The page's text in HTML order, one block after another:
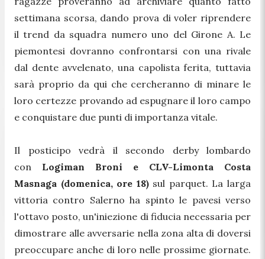
settimana scorsa, dando prova di voler riprendere
il trend da squadra numero uno del Girone A. Le
piemontesi dovranno confrontarsi con una rivale
dal dente avvelenato, una capolista ferita, tuttavia
sarà proprio da qui che cercheranno di minare le
loro certezze provando ad espugnare il loro campo
e conquistare due punti di importanza vitale.
Il posticipo vedrà il secondo derby lombardo
con Logiman Broni e CLV-Limonta Costa
Masnaga (domenica, ore 18)sul parquet. La larga
vittoria contro Salerno ha spinto le pavesi verso
l'ottavo posto, un'iniezione di fiducia necessaria per
dimostrare alle avversarie nella zona alta di doversi
preoccupare anche di loro nelle prossime giornate.